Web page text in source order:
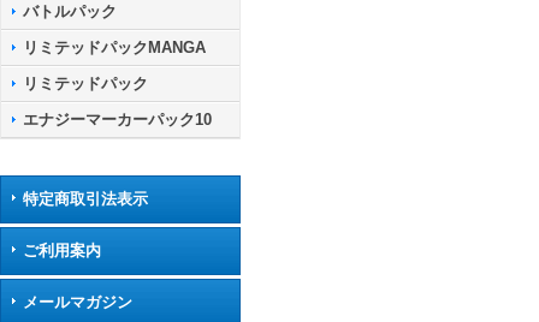
バトルパック
リミテッドパックMANGA
リミテッドパック
エナジーマーカーパック10
特定商取引法表示
ご利用案内
メールマガジン